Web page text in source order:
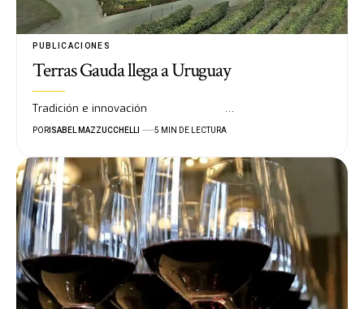
PUBLICACIONES
Terras Gauda llega a Uruguay
Tradición e innovación …
POR ISABEL MAZZUCCHELLI 5 MIN DE LECTURA